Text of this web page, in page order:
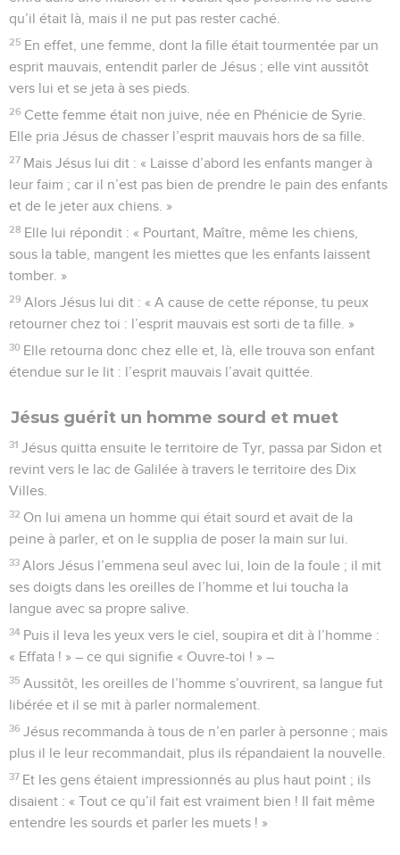
qu’il était là, mais il ne put pas rester caché.
25 En effet, une femme, dont la fille était tourmentée par un
esprit mauvais, entendit parler de Jésus ; elle vint aussitôt
vers lui et se jeta à ses pieds.
26 Cette femme était non juive, née en Phénicie de Syrie.
Elle pria Jésus de chasser l’esprit mauvais hors de sa fille.
27 Mais Jésus lui dit : « Laisse d’abord les enfants manger à
leur faim ; car il n’est pas bien de prendre le pain des enfants
et de le jeter aux chiens. »
28 Elle lui répondit : « Pourtant, Maître, même les chiens,
sous la table, mangent les miettes que les enfants laissent
tomber. »
29 Alors Jésus lui dit : « A cause de cette réponse, tu peux
retourner chez toi : l’esprit mauvais est sorti de ta fille. »
30 Elle retourna donc chez elle et, là, elle trouva son enfant
étendue sur le lit : l’esprit mauvais l’avait quittée.
Jésus guérit un homme sourd et muet
31 Jésus quitta ensuite le territoire de Tyr, passa par Sidon et
revint vers le lac de Galilée à travers le territoire des Dix
Villes.
32 On lui amena un homme qui était sourd et avait de la
peine à parler, et on le supplia de poser la main sur lui.
33 Alors Jésus l’emmena seul avec lui, loin de la foule ; il mit
ses doigts dans les oreilles de l’homme et lui toucha la
langue avec sa propre salive.
34 Puis il leva les yeux vers le ciel, soupira et dit à l’homme :
« Effata ! » – ce qui signifie « Ouvre-toi ! » –
35 Aussitôt, les oreilles de l’homme s’ouvrirent, sa langue fut
libérée et il se mit à parler normalement.
36 Jésus recommanda à tous de n’en parler à personne ; mais
plus il le leur recommandait, plus ils répandaient la nouvelle.
37 Et les gens étaient impressionnés au plus haut point ; ils
disaient : « Tout ce qu’il fait est vraiment bien ! Il fait même
entendre les sourds et parler les muets ! »